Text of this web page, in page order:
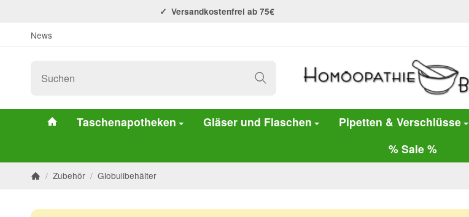
Versandkostenfrei ab 75€
News
#custom.linkHome#
Taschenapotheken Gläser und Flaschen Pipetten & Verschlüsse
% Sale %
/ Zubehör / Globulibehälter